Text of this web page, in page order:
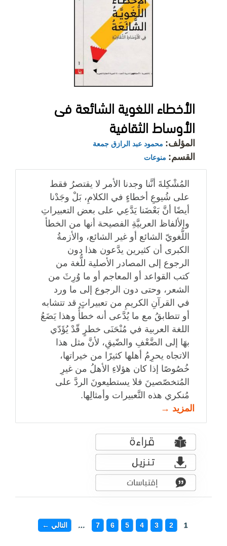
الأخطاء اللغوية الشائعة فى
الأوساط الثقافية
المؤلف: محمود عبد الرازق جمعة
القسم: منوعات
المُشْكِلةَ أنَّنا وجدنا الأمر لا يقتصرُ فقط
على شُيوعِ أخطاءٍ في الكلامِ، بَلْ وجَدْنا
أيضًا أنَّ بَعْضَنا يَدَّعِي على بعض التعبيراتِ
والألفاظ العربيَّةِ الفصيحة أنها من الخطأ
اللُّغويّ الشائع أو غير الشائع، والأزمةُ
الكبرى أن كثيرين يدَّعون هذا دون
الرجوع إلى المصادر الأصلية للُّغة من
كتب القواعد أو المعاجم أو ما وُرِثَ من
الشعر، وحتى دون الرجوع إلى ما ورد
في القرآنِ الكريمِ من تعبيراتٍ قد تتشابه
أو تتطابقُ مع ما يُدَّعى أنه خطأٌ وهذا يَضَعُ
اللغة العربية في مُنْحَنَى خطرٍ قّدْ يُؤَدّي
بهَا إلى الضَّعْفِ والضّيقِ، لأنَّ مثل هذا
الاتجاه يحرِمُ أهلها كثيرًا من خيراتها،
خُصُوصًا إذا كان هؤلاءِ الأهلُ من غيرِ
المُتخصّصينَ فلا يستطيعونَ الردَّ على
مُنكري هذه التَّعبيرات وأمثالِها.
المزيد →
1
2
3
4
5
6
7
… التالي ←